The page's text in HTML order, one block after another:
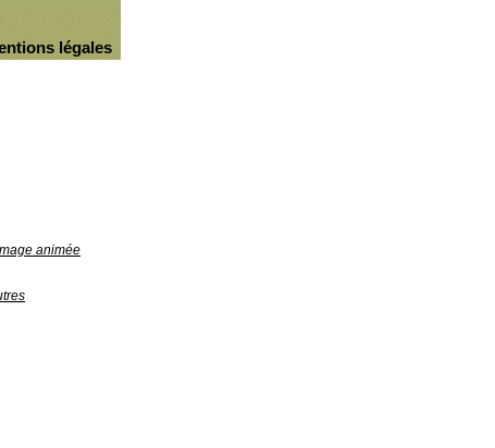
légales
animée